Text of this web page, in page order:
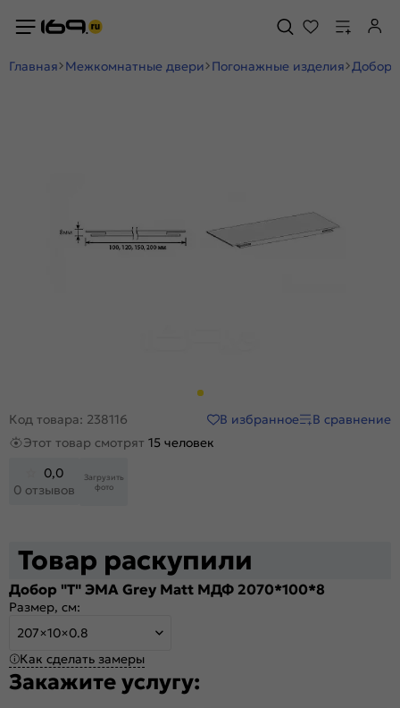
Главная Межкомнатные двери Погонажные изделия Доборы
Код товара: 238116 В избранное
В сравнение
Этот товар смотрят 15 человек
0,0
0 отзывов
Загрузить
фото
Товар раскупили
Добор "Т" ЭМА Grey Matt МДФ 2070*100*8
Размер, см:
207×10×0.8
Как сделать замеры
Закажите услугу: